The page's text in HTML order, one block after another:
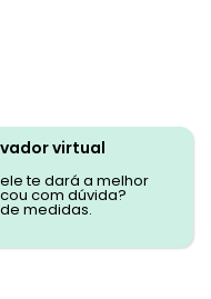
virtual
te dará a melhor
com dúvida?
medidas.